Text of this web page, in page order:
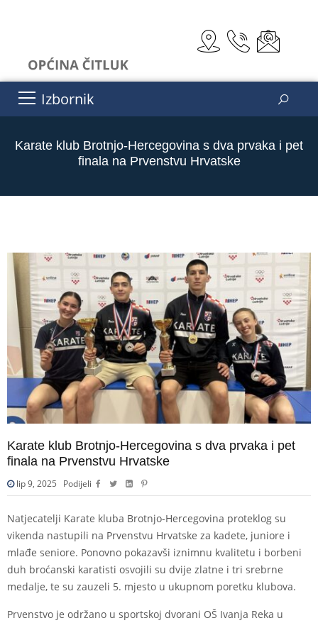
Izbornik
Karate klub Brotnjo-Hercegovina s dva prvaka i pet
finala na Prvenstvu Hrvatske
Karate klub Brotnjo-Hercegovina s dva prvaka i pet
finala na Prvenstvu Hrvatske
lip 9, 2025 Podijeli
Natjecatelji Karate kluba Brotnjo-Hercegovina proteklog su
vikenda nastupili na Prvenstvu Hrvatske za kadete, juniore i
mlađe seniore. Ponovno pokazavši iznimnu kvalitetu i borbeni
duh broćanski karatisti osvojili su dvije zlatne i tri srebrne
medalje, te su zauzeli 5. mjesto u ukupnom poretku klubova.
Prvenstvo je održano u sportskoj dvorani OŠ Ivanja Reka u